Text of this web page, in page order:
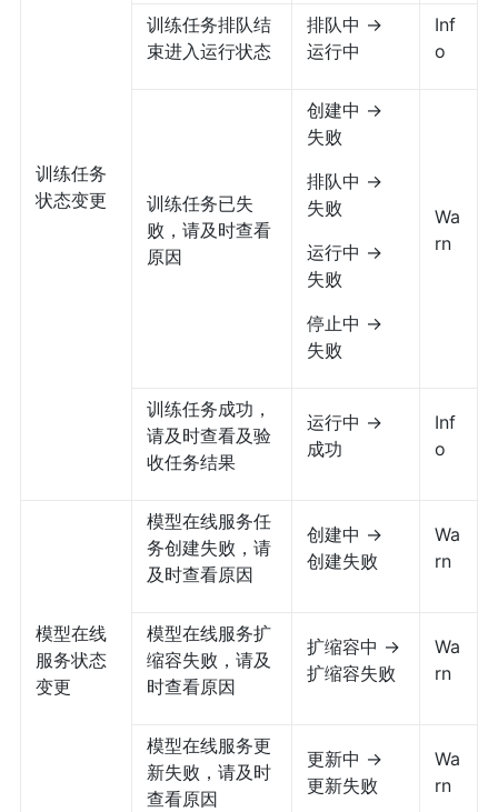
训练任务
状态变更
训练任务排队结
束进入运行状态
排队中 ->
运行中
Inf
o
训练任务已失
败，请及时查看
原因
创建中 ->
失败
排队中 ->
失败
运行中 ->
失败
停止中 ->
失败
Wa
rn
训练任务成功，
请及时查看及验
收任务结果
运行中 ->
成功
Inf
o
模型在线
服务状态
变更
模型在线服务任
务创建失败，请
及时查看原因
创建中 ->
创建失败
Wa
rn
模型在线服务扩
缩容失败，请及
时查看原因
扩缩容中 ->
扩缩容失败
Wa
rn
模型在线服务更
新失败，请及时
查看原因
更新中 ->
更新失败
Wa
rn